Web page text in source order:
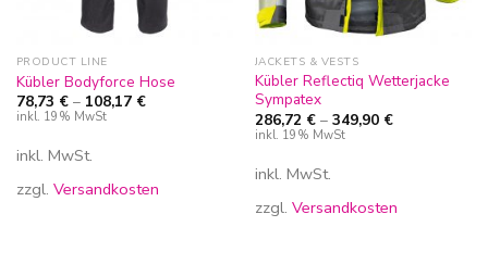
PRODUCT LINE
Kübler Bodyforce Hose
78,73 €– 108,17 €
inkl. 19% MwSt
inkl. MwSt.
zzgl. Versandkosten
JACKETS & VESTS
Kübler Reflectiq Wetterjacke
Sympatex
286,72 €– 349,90 €
inkl. 19% MwSt
inkl. MwSt.
zzgl. Versandkosten